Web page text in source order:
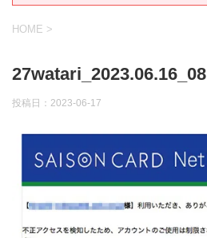
HOME >
27watari_2023.06.16_08
投稿日： 2023-06-17